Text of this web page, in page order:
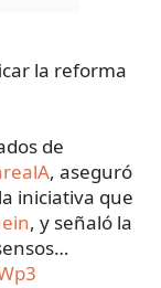
la reforma
de
, aseguró
iniciativa que
, y señaló la